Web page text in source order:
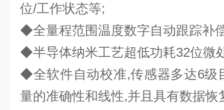
位/工作状态等;
◆全量程范围温度数字自动跟踪补
◆半导体纳米工艺超低功耗32位微
◆全软件自动校准,传感器多达6级
量的准确性和线性,并且具有数据恢